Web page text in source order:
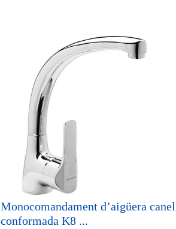
Monocomandament d’aigüera
conformada K8 ...